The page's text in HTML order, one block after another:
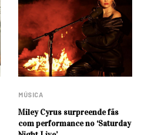
MÚSICA
Miley Cyrus surpreende fãs
com performance no ‘Saturday